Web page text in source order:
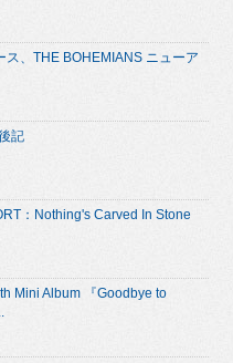
、THE BOHEMIANS ニューア
記
：Nothing's Carved In Stone
Mini Album 『Goodbye to